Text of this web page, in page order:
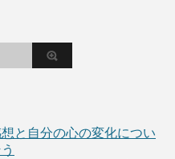
と自分の心の変化につい